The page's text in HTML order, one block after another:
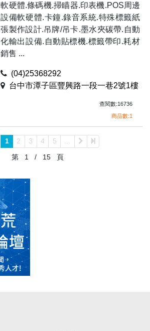
軟硬體.條碼機.掃瞄器.印表機.POS周邊
設備軟硬體.卡鐘.錄音系統.特殊標籤紙
張製作設計.吊牌/吊卡.墨水夾碳帶.自動
化輸出設備.自動貼標機.標籤帶印.耗材
銷售 ...
(04)25368292
台中市潭子區豐興路一段一巷2號1樓
查閱數:16736
商品數:1
1 2 3 4 5
...
第
1 / 15 頁